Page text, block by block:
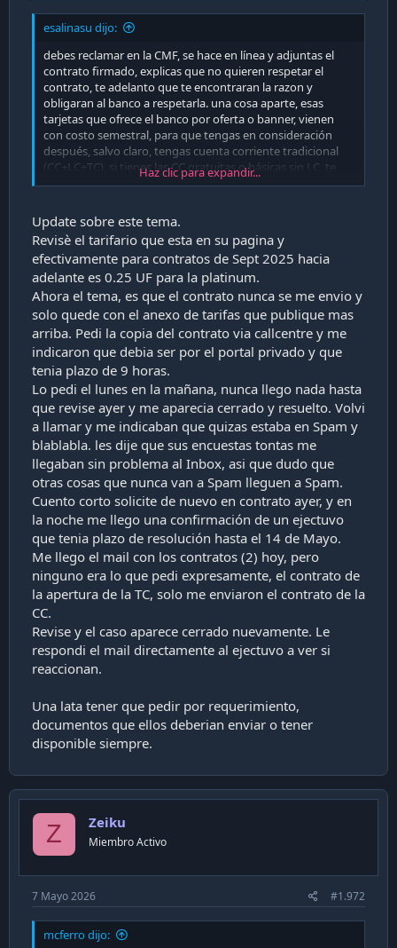
esalinasu dijo:
debes reclamar en la CMF, se hace en línea y adjuntas el
contrato firmado, explicas que no quieren respetar el
contrato, te adelanto que te encontraran la razon y
obligaran al banco a respetarla. una cosa aparte, esas
tarjetas que ofrece el banco por oferta o banner, vienen
con costo semestral, para que tengas en consideración
después, salvo claro, tengas cuenta corriente tradicional
(CC+LC+TC). si tienes las CC gratuitas o básicas sin LC, te
cobraran comisión semestral.
Haz clic para expandir...
Update sobre este tema.
Revisè el tarifario que esta en su pagina y
efectivamente para contratos de Sept 2025 hacia
adelante es 0.25 UF para la platinum.
Ahora el tema, es que el contrato nunca se me envio y
solo quede con el anexo de tarifas que publique mas
arriba. Pedi la copia del contrato via callcentre y me
indicaron que debia ser por el portal privado y que
tenia plazo de 9 horas.
Lo pedi el lunes en la mañana, nunca llego nada hasta
que revise ayer y me aparecia cerrado y resuelto. Volvi
a llamar y me indicaban que quizas estaba en Spam y
blablabla. les dije que sus encuestas tontas me
llegaban sin problema al Inbox, asi que dudo que
otras cosas que nunca van a Spam lleguen a Spam.
Cuento corto solicite de nuevo en contrato ayer, y en
la noche me llego una confirmación de un ejectuvo
que tenia plazo de resolución hasta el 14 de Mayo.
Me llego el mail con los contratos (2) hoy, pero
ninguno era lo que pedi expresamente, el contrato de
la apertura de la TC, solo me enviaron el contrato de la
CC.
Revise y el caso aparece cerrado nuevamente. Le
respondi el mail directamente al ejectuvo a ver si
reaccionan.
Una lata tener que pedir por requerimiento,
documentos que ellos deberian enviar o tener
disponible siempre.
Z Zeiku
Miembro Activo
7 Mayo 2026 #1.972
mcferro dijo: